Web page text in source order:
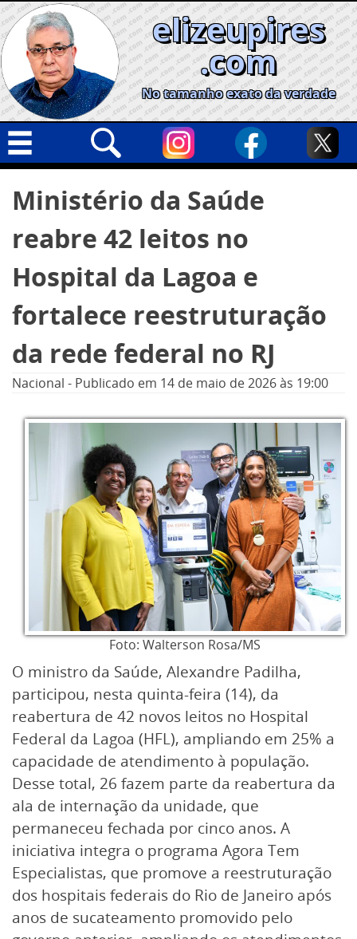
Skip
to
content
elizeupires
.com
No tamanho exato da verdade
Geral
Cidades
Política
Nacional
Opinião
Informe especial
por:
Ministério da Saúde
reabre 42 leitos no
Hospital da Lagoa e
fortalece reestruturação
da rede federal no RJ
Nacional - Publicado em 14 de maio de 2026às 19:00
Foto: Walterson Rosa/MS
O ministro da Saúde, Alexandre Padilha,
participou, nesta quinta-feira (14), da
reabertura de 42 novos leitos no Hospital
Federal da Lagoa (HFL), ampliando em 25% a
capacidade de atendimento à população.
Desse total, 26 fazem parte da reabertura da
ala de internação da unidade, que
permaneceu fechada por cinco anos. A
iniciativa integra o programa Agora Tem
Especialistas, que promove a reestruturação
dos hospitais federais do Rio de Janeiro após
anos de sucateamento promovido pelo